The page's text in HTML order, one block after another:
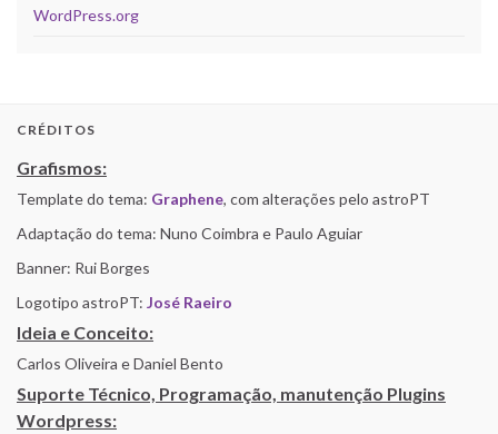
WordPress.org
CRÉDITOS
Grafismos:
Template do tema: Graphene, com alterações pelo astroPT
Adaptação do tema: Nuno Coimbra e Paulo Aguiar
Banner: Rui Borges
Logotipo astroPT: José Raeiro
Ideia e Conceito:
Carlos Oliveira e Daniel Bento
Suporte Técnico, Programação, manutenção Plugins
Wordpress: